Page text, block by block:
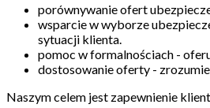
porównywanie ofert
wsparcie w wyborze
sytuacji klienta.
pomoc w formalnościach -
dostosowanie oferty -
Naszym celem jest zapewnienie